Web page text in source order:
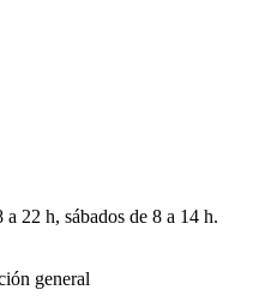
22 h, sábados de 8 a 14 h.
general